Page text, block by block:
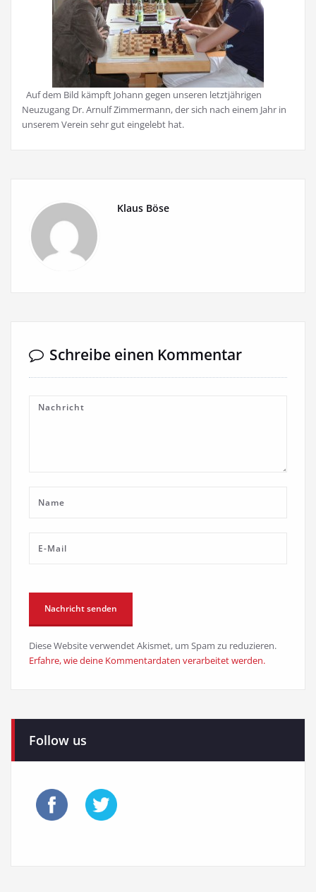
Auf dem Bild kämpft Johann gegen unseren letztjährigen
Neuzugang Dr. Arnulf Zimmermann, der sich nach einem Jahr in
unserem Verein sehr gut eingelebt hat.
Klaus Böse
Schreibe einen Kommentar
Diese Website verwendet Akismet, um Spam zu reduzieren.
Erfahre, wie deine Kommentardaten verarbeitet werden.
Follow us